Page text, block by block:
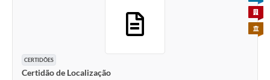
CERTIDÕES
Certidão de Localização
PARA
PARA